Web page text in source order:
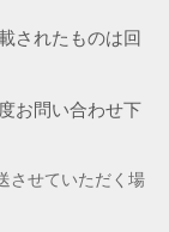
されたものは回
お問い合わせ下
させていただく場